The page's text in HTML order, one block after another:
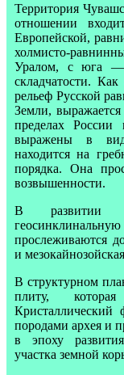
Территория
отношении
Европейской,
холмисто-
Уралом, с юга —
складчатости.
рельеф Русской
Земли,
пределах России
выражены в
находится на
порядка. Она
возвышенности.
В развитии
прослеживаются
и
В структурном
плиту,
Кристаллический
породами архея и
в эпоху
участка земной